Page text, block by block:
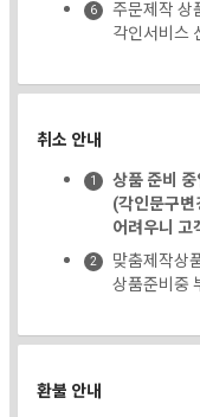
주문제작 상
각인서비스
취소 안내
상품 준비
(각인문구변
어려우니 고
맞춤제작상
상품준비중
환불 안내